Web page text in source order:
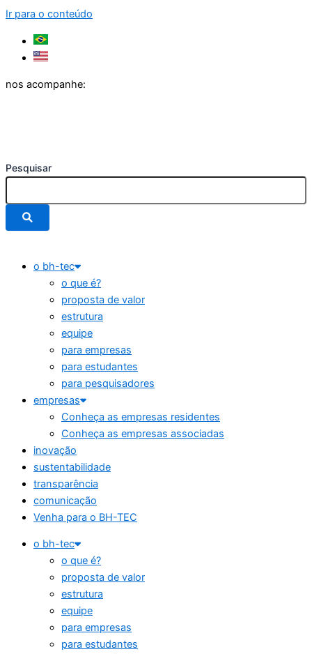
Ir para o conteúdo
nos acompanhe:
Pesquisar
o bh-tec
o que é?
proposta de valor
estrutura
equipe
para empresas
para estudantes
para pesquisadores
empresas
Conheça as empresas residentes
Conheça as empresas associadas
inovação
sustentabilidade
transparência
comunicação
Venha para o BH-TEC
o bh-tec
o que é?
proposta de valor
estrutura
equipe
para empresas
para estudantes